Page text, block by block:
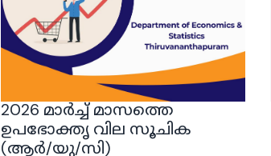
2026 മാർച്ച് മാസത്തെ
ഉപഭോക്തൃ വില സൂചിക
(ആർ/യു/സി)